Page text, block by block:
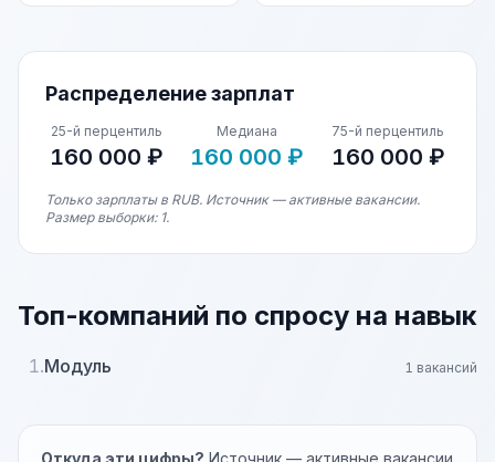
Распределение зарплат
25-й перцентиль
160 000 ₽
Медиана
160 000 ₽
75-й перцентиль
160 000 ₽
Только зарплаты в RUB. Источник — активные вакансии.
Размер выборки: 1.
Топ-компаний по спросу на навык
1.Модуль 1 вакансий
Откуда эти цифры? Источник — активные вакансии